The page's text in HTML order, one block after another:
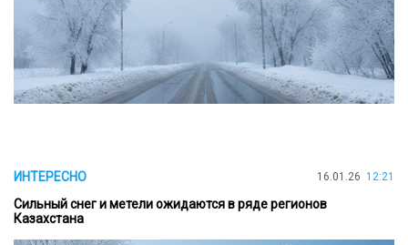
ИНТЕРЕСНО 16.01.26 12:21
Сильный снег и метели ожидаются в ряде регионов
Казахстана